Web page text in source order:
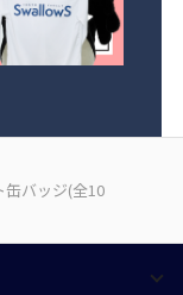
バッジ(全10